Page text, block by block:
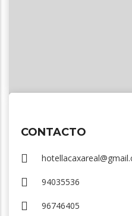
CONTACTO
94035536
96746405